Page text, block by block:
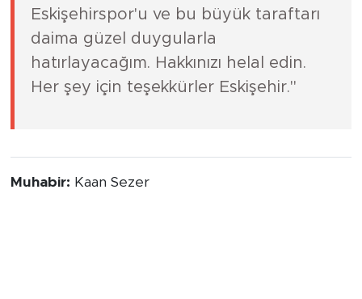
Eskişehirspor'u ve bu büyük taraftarı
daima güzel duygularla
hatırlayacağım. Hakkınızı helal edin.
Her şey için teşekkürler Eskişehir."
Muhabir: Kaan Sezer